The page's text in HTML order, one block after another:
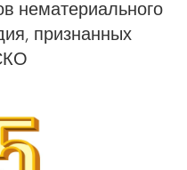
нематериального
признанных